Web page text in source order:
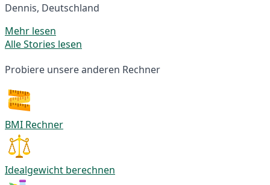
Dennis, Deutschland
Mehr lesen
Alle Stories lesen
Probiere unsere anderen Rechner
BMI Rechner
Idealgewicht berechnen